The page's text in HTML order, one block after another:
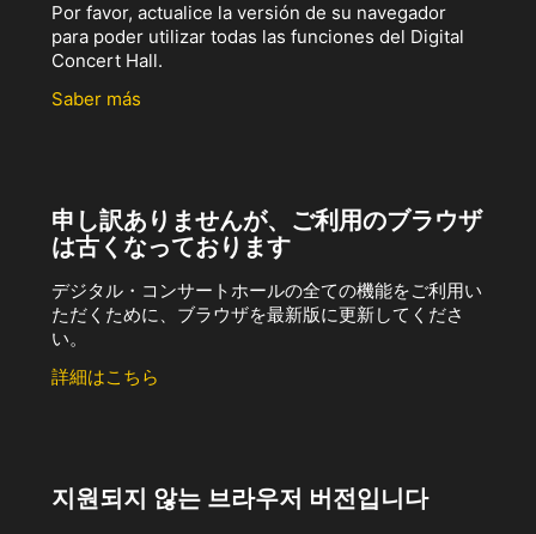
Por favor, actualice la versión de su navegador
para poder utilizar todas las funciones del Digital
Concert Hall.
Saber más
申し訳ありませんが、ご利用のブラウザ
は古くなっております
デジタル・コンサートホールの全ての機能をご利用い
ただくために、ブラウザを最新版に更新してくださ
い。
詳細はこちら
지원되지 않는 브라우저 버전입니다